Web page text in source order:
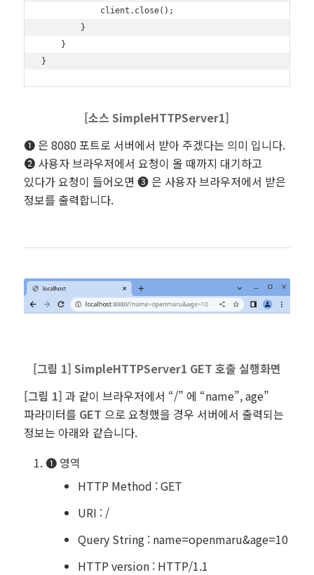
            client.close();
        }
    }
[소스SimpleHTTPServer1]
❶ 은 8080 포트로 서버에서 받아 주겠다는 의미 입니다.
❷ 사용자 브라우저에서 요청이 올 때까지 대기하고
있다가 요청이 들어오면 ❸ 은 사용자 브라우저에서 받은
정보를 출력합니다.
[그림 1] SimpleHTTPServer1 GET 호출 실행화면
[그림 1] 과 같이 브라우저에서 “/” 에 “name”, age”
파라미터를 GET 으로 요청했을 경우 서버에서 출력되는
정보는 아래와 같습니다.
❶ 영역
HTTP Method : GET
URI : /
Query String : name=openmaru&age=10
HTTP version : HTTP/1.1